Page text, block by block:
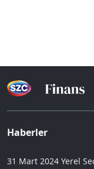
Haberler
31 Mart 2024 Yerel